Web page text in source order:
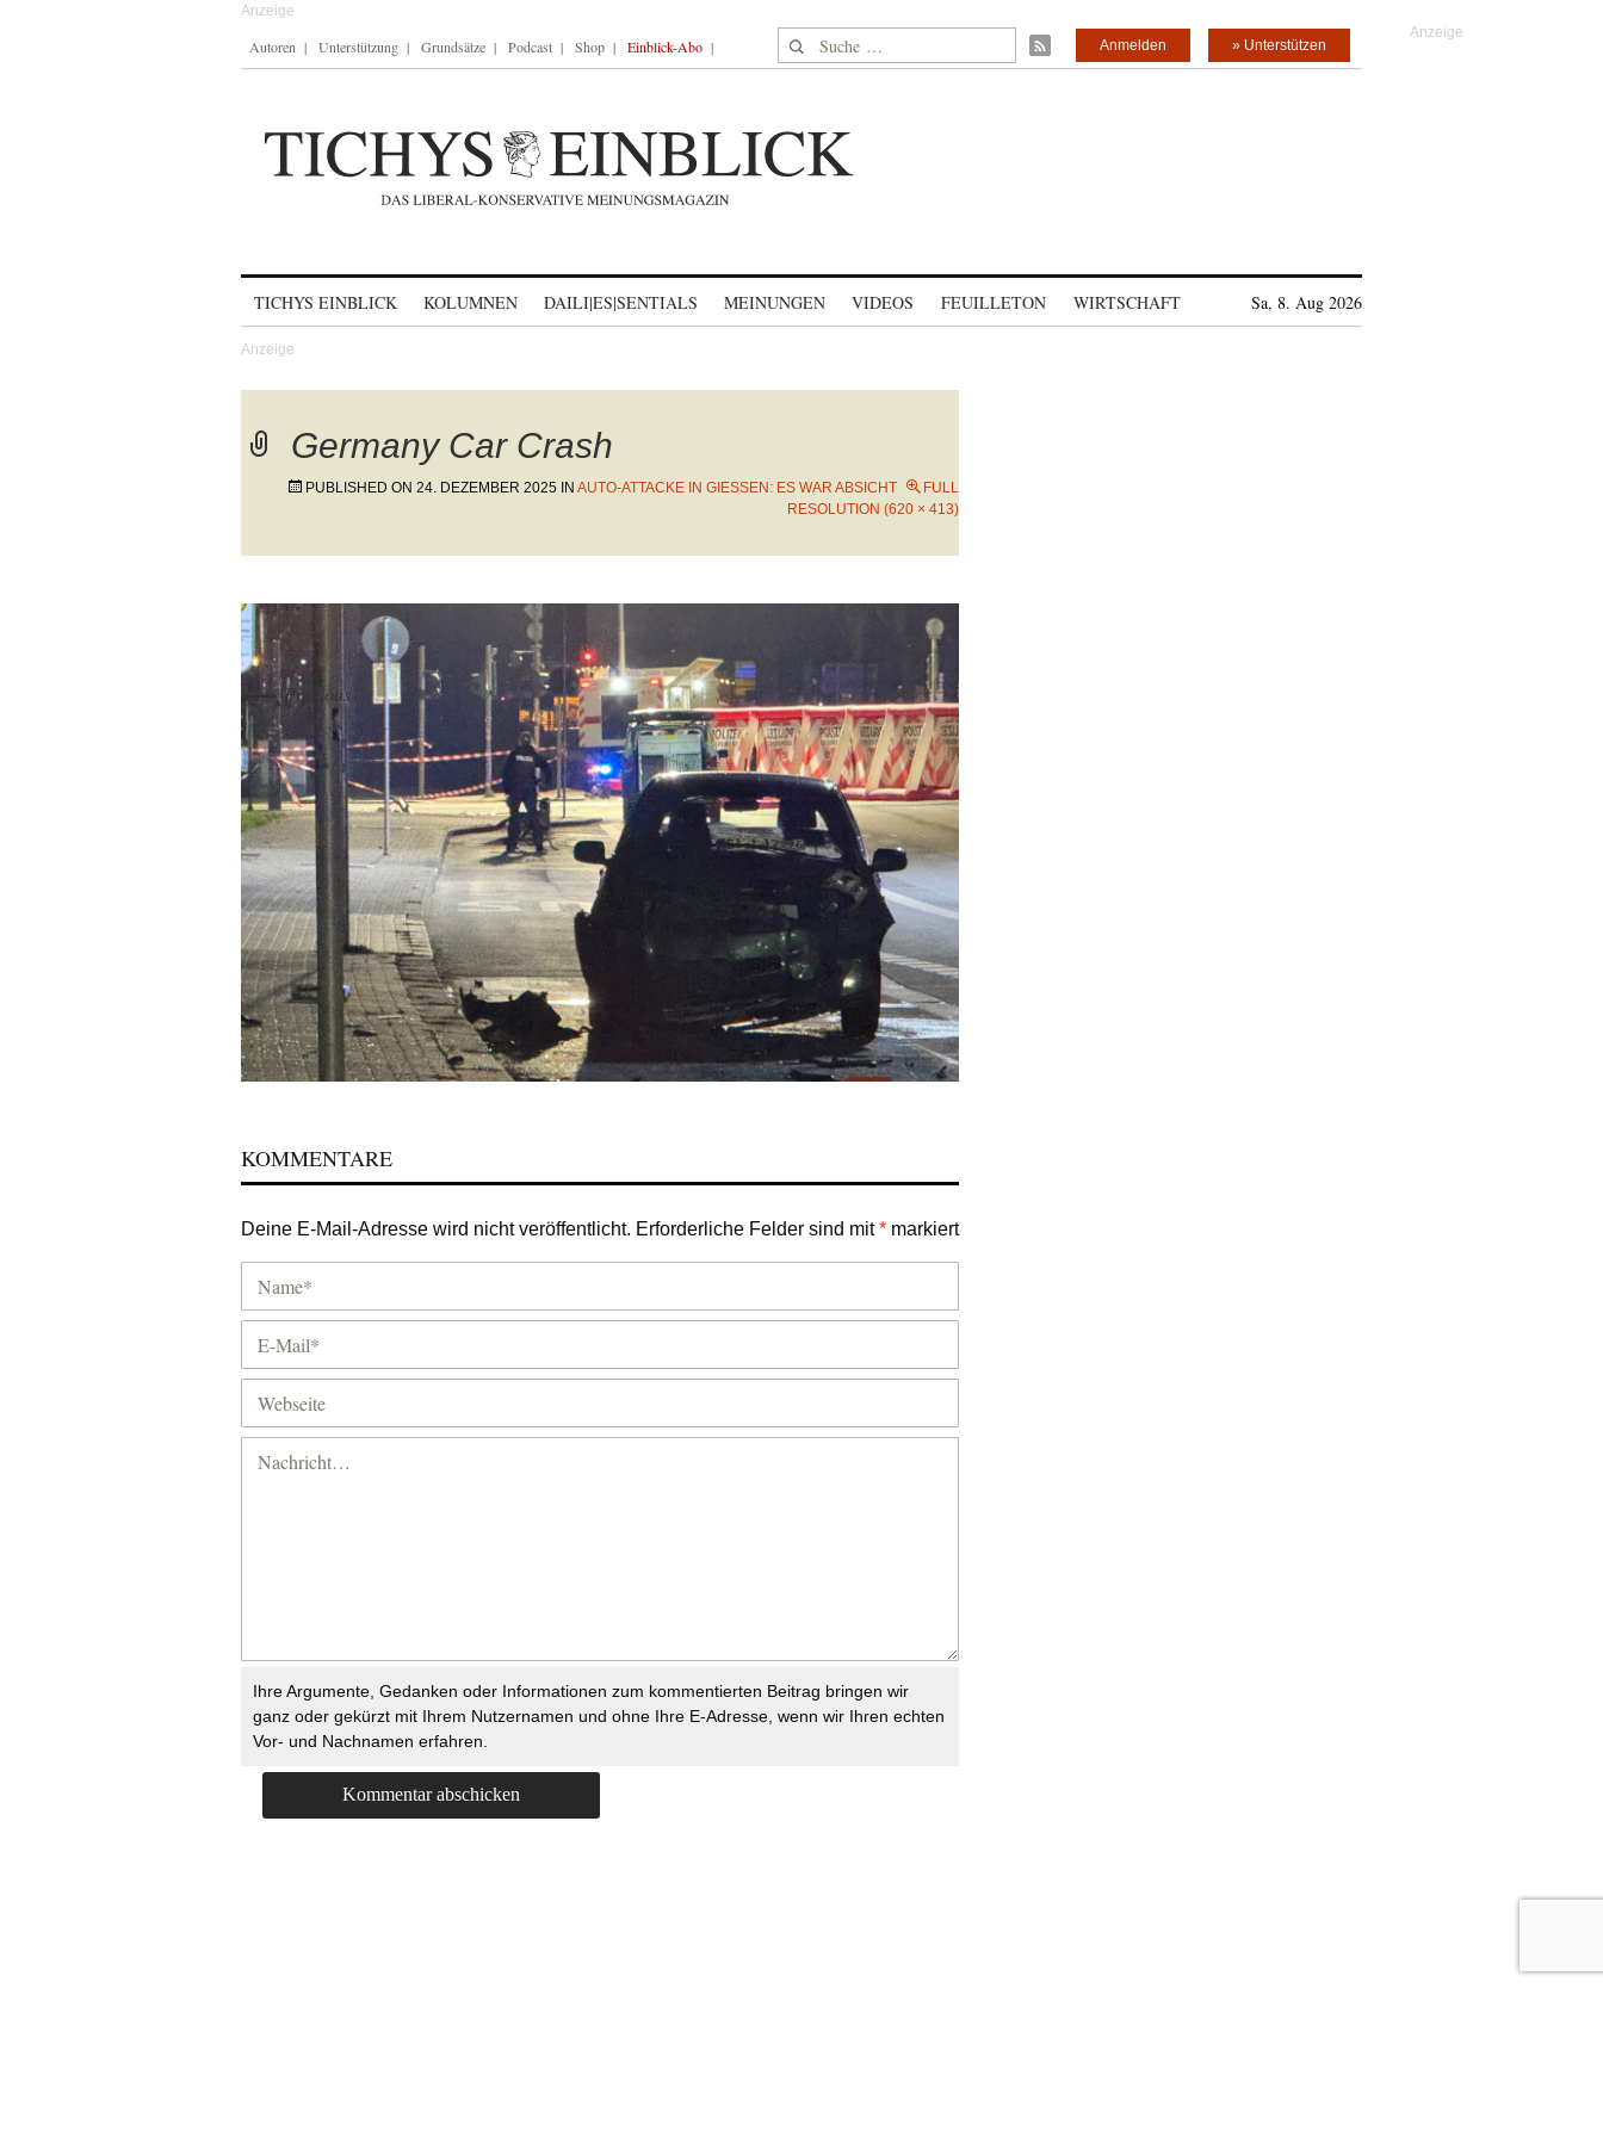
Autoren Unterstützung Grundsätze Podcast Shop Einblick-Abo Suche nach: » Unterstützen
Anmelden
TICHYS EINBLICK KOLUMNEN DAILI|ES|SENTIALS MEINUNGEN VIDEOS FEUILLETON WIRTSCHAFT Sa, 8. Aug 2026
Germany Car Crash
PUBLISHED ON 24. DEZEMBER 2025 IN AUTO-ATTACKE IN GIESSEN: ES WAR ABSICHT
FULL
RESOLUTION (620 × 413)
←Previous
KOMMENTARE
Deine E-Mail-Adresse wird nicht veröffentlicht. Erforderliche Felder sind mit* markiert
Ihre Argumente, Gedanken oder Informationen zum kommentierten Beitrag bringen wir
ganz oder gekürzt mit Ihrem Nutzernamen und ohne Ihre E-Adresse, wenn wir Ihren echten
Vor- und Nachnamen erfahren.